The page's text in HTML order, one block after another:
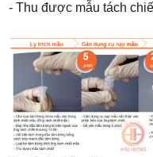
- Thu được mẫu tách